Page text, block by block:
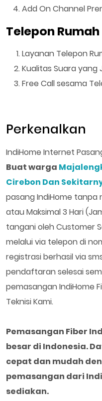
Add On Channel
Telepon Rumah
Layanan Telepon
Kualitas Suara yang
Free Call sesama
Perkenalkan
IndiHome Internet
Buat warga
Cirebon Dan
pasang IndiHome tanpa
atau Maksimal 3 Hari
tangani oleh Customer
melalui via telepon di
registrasi berhasil via
pendaftaran selesai
pemasangan IndiHome
Teknisi Kami.
Pemasangan Fiber
besar di Indonesia.
cepat dan mudah
pemasangan dari
sediakan.